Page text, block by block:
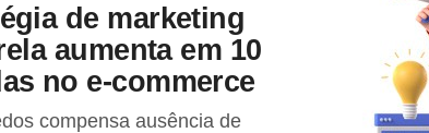
de marketing
aumenta em 10
no e-commerce
compensa ausência de